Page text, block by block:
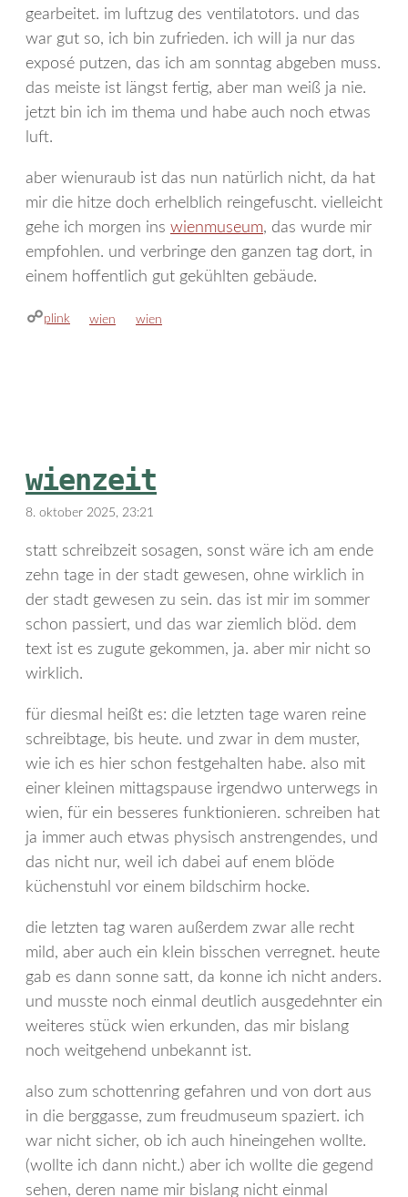
gearbeitet. im luftzug des ventilatotors. und das
war gut so, ich bin zufrieden. ich will ja nur das
exposé putzen, das ich am sonntag abgeben muss.
das meiste ist längst fertig, aber man weiß ja nie.
jetzt bin ich im thema und habe auch noch etwas
luft.
aber wienuraub ist das nun natürlich nicht, da hat
mir die hitze doch erhelblich reingefuscht. vielleicht
gehe ich morgen ins wienmuseum, das wurde mir
empfohlen. und verbringe den ganzen tag dort, in
einem hoffentlich gut gekühlten gebäude.
plink kategorien
wien schlagwörter
wien
wienzeit
8. oktober 2025, 23:21
statt schreibzeit sosagen, sonst wäre ich am ende
zehn tage in der stadt gewesen, ohne wirklich in
der stadt gewesen zu sein. das ist mir im sommer
schon passiert, und das war ziemlich blöd. dem
text ist es zugute gekommen, ja. aber mir nicht so
wirklich.
für diesmal heißt es: die letzten tage waren reine
schreibtage, bis heute. und zwar in dem muster,
wie ich es hier schon festgehalten habe. also mit
einer kleinen mittagspause irgendwo unterwegs in
wien, für ein besseres funktionieren. schreiben hat
ja immer auch etwas physisch anstrengendes, und
das nicht nur, weil ich dabei auf enem blöde
küchenstuhl vor einem bildschirm hocke.
die letzten tag waren außerdem zwar alle recht
mild, aber auch ein klein bisschen verregnet. heute
gab es dann sonne satt, da konne ich nicht anders.
und musste noch einmal deutlich ausgedehnter ein
weiteres stück wien erkunden, das mir bislang
noch weitgehend unbekannt ist.
also zum schottenring gefahren und von dort aus
in die berggasse, zum freudmuseum spaziert. ich
war nicht sicher, ob ich auch hineingehen wollte.
(wollte ich dann nicht.) aber ich wollte die gegend
sehen, deren name mir bislang nicht einmal